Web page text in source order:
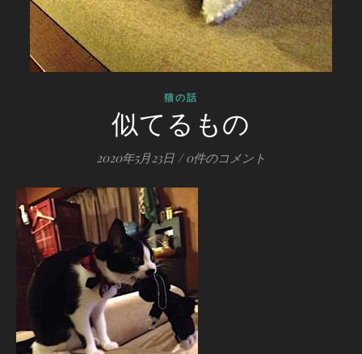
猫の話
似てるもの
2020年5月23日 / 0件のコメント